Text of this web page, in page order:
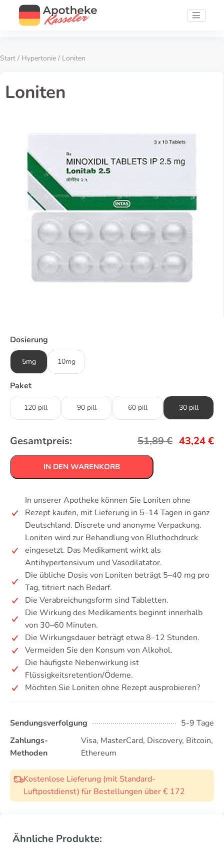
Start / Hypertonie / Loniten
Loniten
Dosierung
5mg 10mg
Paket
120 pill 90 pill 60 pill 30 pill
Gesamtpreis: 51,89€ 43,24€
IN DEN WARENKORB
In unserer Apotheke können Sie Loniten ohne
Rezept kaufen, mit Lieferung in 5–14 Tagen in ganz
Deutschland. Discrete und anonyme Verpackung.
Loniten wird zur Behandlung von Bluthochdruck
eingesetzt. Das Medikament wirkt als
Antihypertensivum und Vasodilatator.
Die übliche Dosis von Loniten beträgt 5–40 mg pro
Tag, titriert nach Bedarf.
Die Verabreichungsform sind Tabletten.
Die Wirkung des Medikaments beginnt innerhalb
von 30–60 Minuten.
Die Wirkungsdauer beträgt etwa 8–12 Stunden.
Vermeiden Sie den Konsum von Alkohol.
Die häufigste Nebenwirkung ist
Flüssigkeitsretention/Ödeme.
Möchten Sie Loniten ohne Rezept ausprobieren?
Sendungsverfolgung
5-9 Tage
Zahlungs-
Methoden
Visa, MasterCard, Discovery, Bitcoin,
Ethereum
Kostenlose Lieferung (mit Standard-
Luftpostdienst) für Bestellungen über € 172
Ähnliche Produkte: